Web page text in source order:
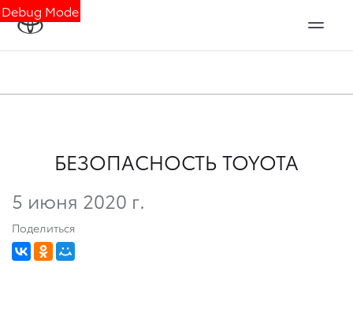
Debug Mode
БЕЗОПАСНОСТЬ TOYOTA
5 июня 2020 г.
Поделиться